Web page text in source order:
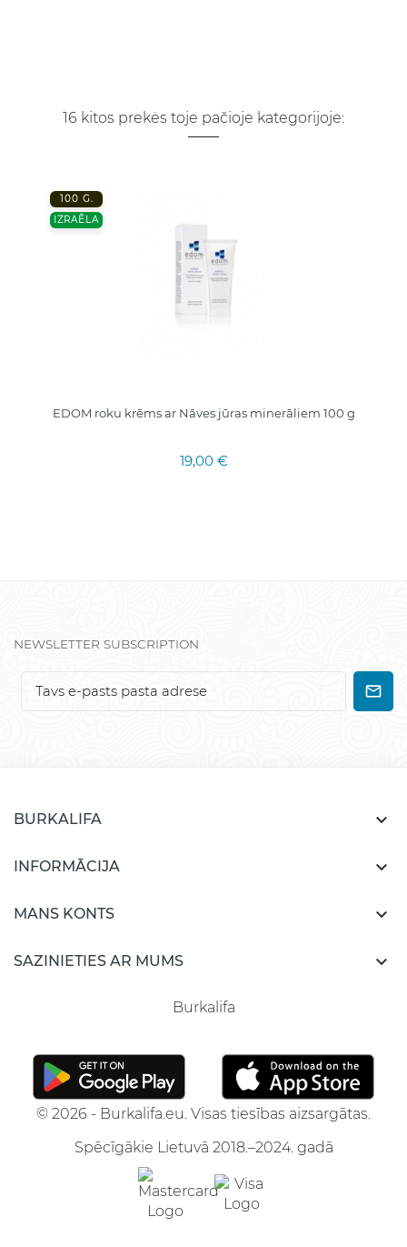
16 kitos prekės toje pačioje kategorijoje:
100 G.
IZRAĒLA
EDOM roku krēms ar Nāves jūras minerāliem 100 g
19,00 €
NEWSLETTER SUBSCRIPTION
BURKALIFA 
INFORMĀCIJA 
MANS KONTS 
SAZINIETIES AR MUMS 
Burkalifa
© 2026 - Burkalifa.eu. Visas tiesības aizsargātas.
Spēcīgākie Lietuvā 2018.–2024. gadā